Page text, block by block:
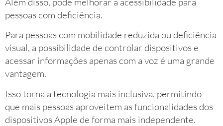
pessoas com deficiência.
Para pessoas com mobilidade reduzida ou deficiência
visual, a possibilidade de controlar dispositivos e
acessar informações apenas com a voz é uma grande
vantagem.
Isso torna a tecnologia mais inclusiva, permitindo
que mais pessoas aproveitem as funcionalidades dos
dispositivos Apple de forma mais independente.